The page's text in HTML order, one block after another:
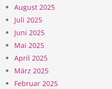
August 2025
Juli 2025
Juni 2025
Mai 2025
April 2025
März 2025
Februar 2025